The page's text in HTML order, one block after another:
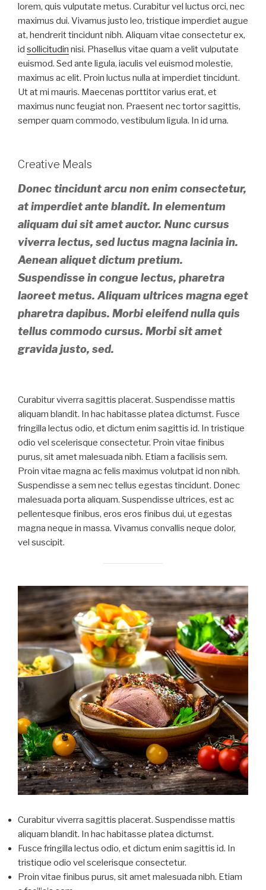
lorem, quis vulputate metus. Curabitur vel luctus orci, nec
maximus dui. Vivamus justo leo, tristique imperdiet augue
at, hendrerit tincidunt nibh. Aliquam vitae consectetur ex,
id sollicitudin nisi. Phasellus vitae quam a velit vulputate
euismod. Sed ante ligula, iaculis vel euismod molestie,
maximus ac elit. Proin luctus nulla at imperdiet tincidunt.
Ut at mi mauris. Maecenas porttitor varius erat, et
maximus nunc feugiat non. Praesent nec tortor sagittis,
semper quam commodo, vestibulum ligula. In id urna.
Creative Meals
Donec tincidunt arcu non enim consectetur,
at imperdiet ante blandit. In elementum
aliquam dui sit amet auctor. Nunc cursus
viverra lectus, sed luctus magna lacinia in.
Aenean aliquet dictum pretium.
Suspendisse in congue lectus, pharetra
laoreet metus. Aliquam ultrices magna eget
pharetra dapibus. Morbi eleifend nulla quis
tellus commodo cursus. Morbi sit amet
gravida justo, sed.
Curabitur viverra sagittis placerat. Suspendisse mattis
aliquam blandit. In hac habitasse platea dictumst. Fusce
fringilla lectus odio, et dictum enim sagittis id. In tristique
odio vel scelerisque consectetur. Proin vitae finibus
purus, sit amet malesuada nibh. Etiam a facilisis sem.
Proin vitae magna ac felis maximus volutpat id non nibh.
Suspendisse a sem nec tellus egestas tincidunt. Donec
malesuada porta aliquam. Suspendisse ultrices, est ac
pellentesque finibus, eros eros finibus dui, ut egestas
magna neque in massa. Vivamus convallis neque dolor,
vel suscipit.
Curabitur viverra sagittis placerat. Suspendisse mattis
aliquam blandit. In hac habitasse platea dictumst.
Fusce fringilla lectus odio, et dictum enim sagittis id. In
tristique odio vel scelerisque consectetur.
Proin vitae finibus purus, sit amet malesuada nibh. Etiam